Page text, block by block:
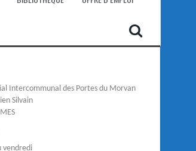
Intercommunal des Portes du Morvan
Silvain
vendredi